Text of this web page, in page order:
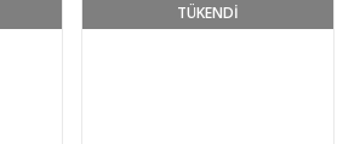
TÜKENDİ